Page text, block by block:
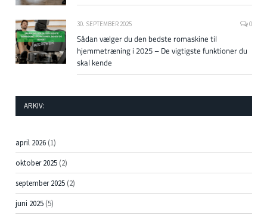
30. SEPTEMBER 2025 0
Sådan vælger du den bedste romaskine til
hjemmetræning i 2025 – De vigtigste funktioner du
skal kende
ARKIV:
april 2026 (1)
oktober 2025 (2)
september 2025 (2)
juni 2025 (5)